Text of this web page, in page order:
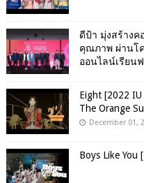
ดีป้า มุ่งสร้างค
คุณภาพ ผ่านโค
ออนไลน์เรียน
Eight [2022
The Orange
December 01,
Boys Like You